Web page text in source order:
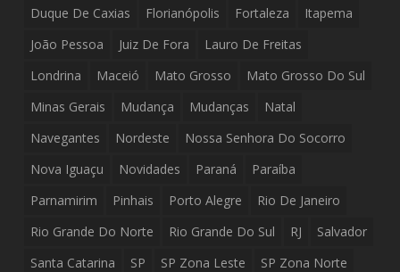
Duque De Caxias
Florianópolis Fortaleza
Itapema
João Pessoa
Juiz De Fora
Lauro De Freitas
Londrina
Maceió Mato Grosso
Mato Grosso Do Sul
Minas Gerais
Mudança Mudanças
Natal
Navegantes
Nordeste
Nossa Senhora Do Socorro
Nova Iguaçu
Novidades Paraná
Paraíba
Parnamirim
Pinhais Porto Alegre
Rio De Janeiro
Rio Grande Do Norte
Rio Grande Do Sul RJ
Salvador
Santa Catarina
SP SP Zona Leste
SP Zona Norte